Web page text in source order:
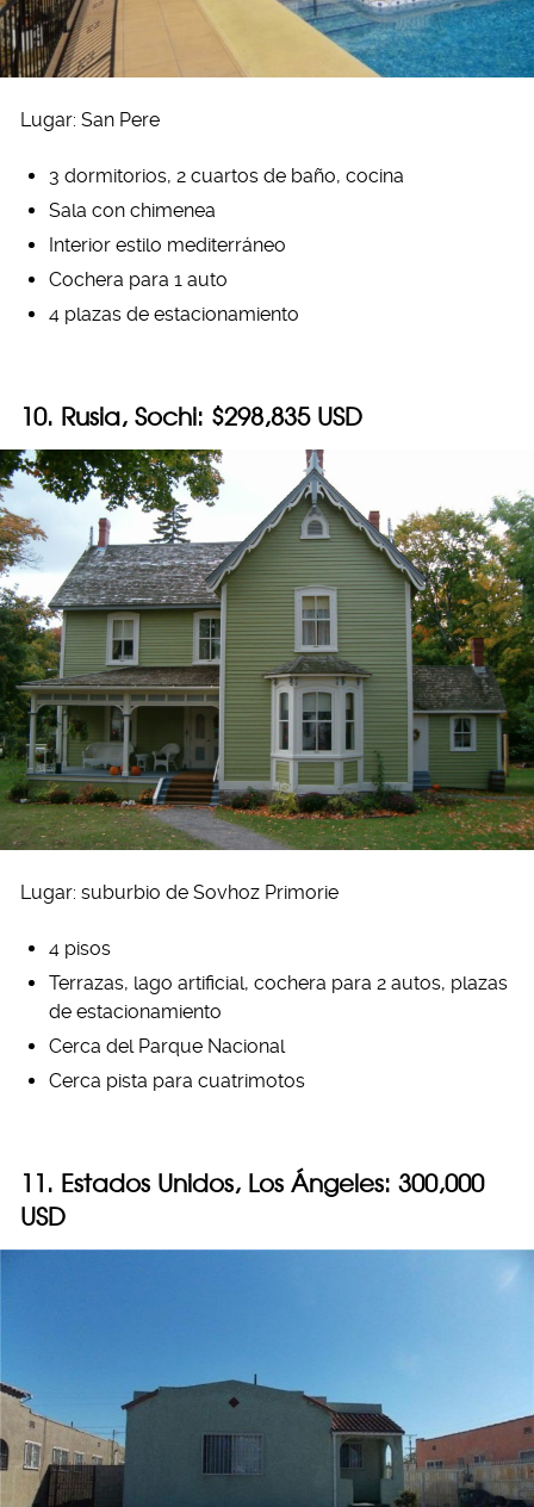
Lugar: San Pere
3 dormitorios, 2 cuartos de baño, cocina
Sala con chimenea
Interior estilo mediterráneo
Cochera para 1 auto
4 plazas de estacionamiento
10. Rusia, Sochi: $298,835 USD
Lugar: suburbio de Sovhoz Primorie
4 pisos
Terrazas, lago artificial, cochera para 2 autos, plazas
de estacionamiento
Cerca del Parque Nacional
Cerca pista para cuatrimotos
11. Estados Unidos, Los Ángeles: 300,000
USD